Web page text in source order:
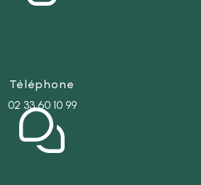
Téléphone
02 33 60 10 99